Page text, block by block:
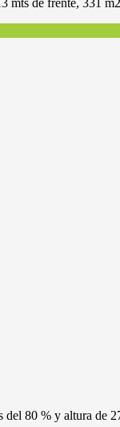
del 80 % y altura